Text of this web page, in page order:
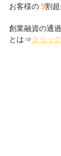
お客様の 9割
創業融資の通
とは⇒クリック